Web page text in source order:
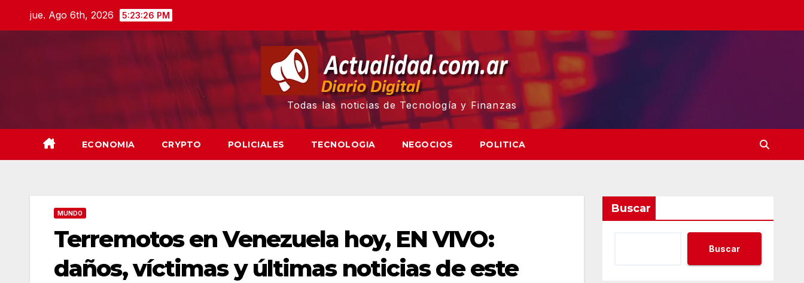
jue. Ago 6th, 2026 5:23:27 PM
Todas las noticias de Tecnología y Finanzas
ECONOMIA CRYPTO POLICIALES TECNOLOGIA NEGOCIOS POLITICA
MUNDO
Terremotos en Venezuela hoy, EN VIVO:
daños, víctimas y últimas noticias de este
Buscar
Buscar